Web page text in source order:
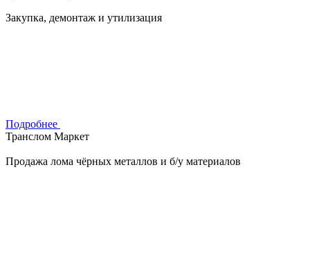
Закупка, демонтаж и утилизация
Подробнее
Транслом Маркет
Продажа лома чёрных металлов и б/у материалов